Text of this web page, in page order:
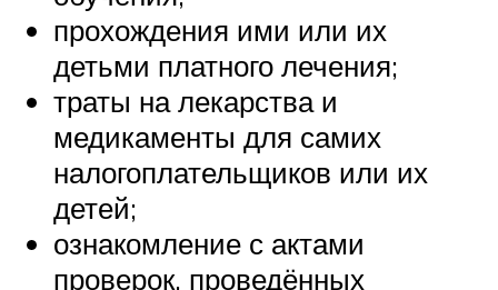
прохождения ими или их
детьми платного лечения;
траты на лекарства и
медикаменты для самих
налогоплательщиков или их
детей;
ознакомление с актами
проверок, проведённых